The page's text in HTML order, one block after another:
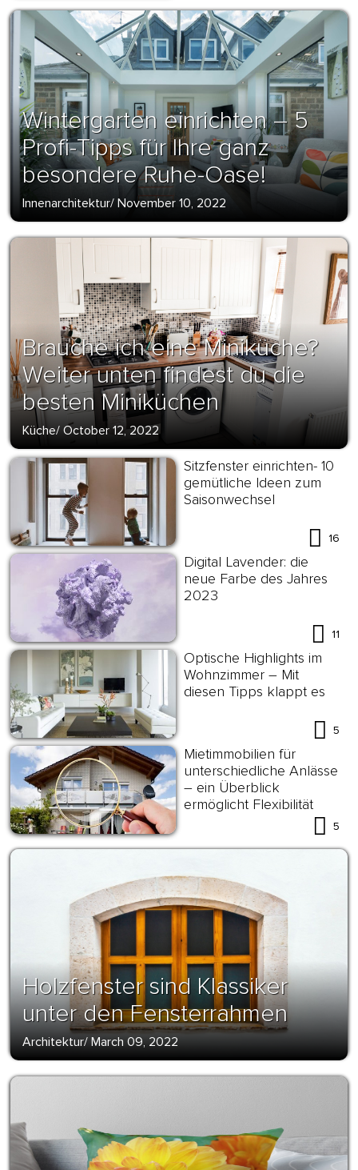
Wintergarten einrichten – 5
Profi-Tipps für Ihre ganz
besondere Ruhe-Oase!
Innenarchitektur/ November 10, 2022
Brauche ich eine Miniküche?
Weiter unten findest du die
besten Miniküchen
Küche/ October 12, 2022
Sitzfenster einrichten- 10
gemütliche Ideen zum
Saisonwechsel
16
Digital Lavender: die
neue Farbe des Jahres
2023
11
Optische Highlights im
Wohnzimmer – Mit
diesen Tipps klappt es
5
Mietimmobilien für
unterschiedliche Anlässe
– ein Überblick
ermöglicht Flexibilität
5
Holzfenster sind Klassiker
unter den Fensterrahmen
Architektur/ March 09, 2022